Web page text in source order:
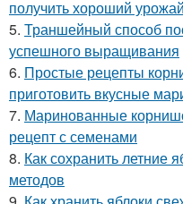
получить хороший урожай
5. Траншейный способ
успешного выращивания
6. Простые рецепты
приготовить вкусные
7. Маринованные
рецепт с семенами
8. Как сохранить летние
методов